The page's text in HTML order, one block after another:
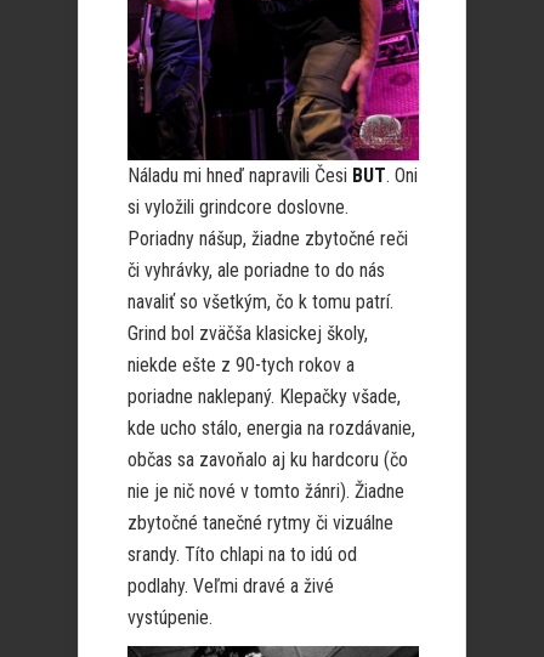
Náladu mi hneď napravili Česi BUT. Oni
si vyložili grindcore doslovne.
Poriadny nášup, žiadne zbytočné reči
či vyhrávky, ale poriadne to do nás
navaliť so všetkým, čo k tomu patrí.
Grind bol zväčša klasickej školy,
niekde ešte z 90-tych rokov a
poriadne naklepaný. Klepačky všade,
kde ucho stálo, energia na rozdávanie,
občas sa zavoňalo aj ku hardcoru (čo
nie je nič nové v tomto žánri). Žiadne
zbytočné tanečné rytmy či vizuálne
srandy. Títo chlapi na to idú od
podlahy. Veľmi dravé a živé
vystúpenie.